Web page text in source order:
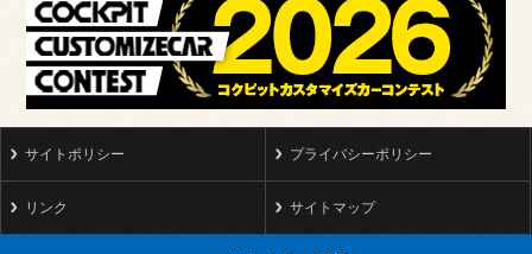
サイトポリシー プライバシーポリシー
リンク サイトマップ